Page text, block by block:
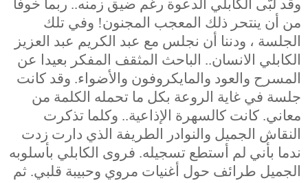
وقد لبّى الكابلي الدعوة رغم ضيق زمنه.. ربما خوفا
من أن ينتحر ذلك المعجب المجنون! وفي تلك
الجلسة ، ودننا أن نجلس مع عبد الكريم عبد العزيز
الكابلي الانسان.. الباحث المثقف المفكر بعيدا عن
المسرح والعود والمايكروفون والأضواء. وقد كانت
جلسة في غاية الروعة بكل ما تحمله الكلمة من
معاني. كانت كالسهرة الإذاعية.. وكلما تذكرت
النقاش الجميل والنوادر الطريفة الذي دارت زدت
ندما بأني لم أستطع تسجيله. فروى الكابلي بأسلوبه
الجميل طرائف حول أغنيات مروي وحبيبة قلبي. ثم